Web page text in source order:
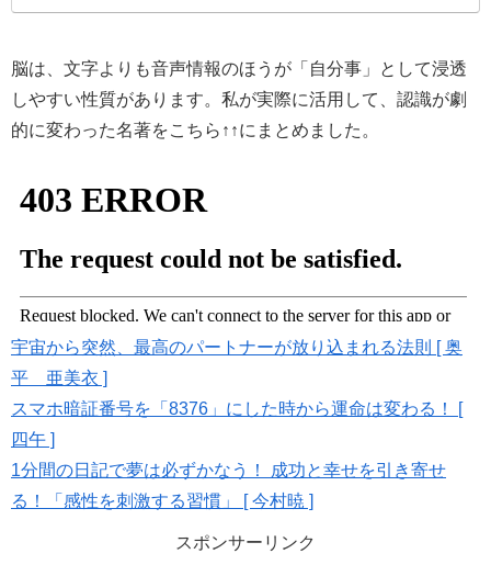
脳は、文字よりも音声情報のほうが「自分事」として浸透
しやすい性質があります。私が実際に活用して、認識が劇
的に変わった名著をこちら↑↑にまとめました。
宇宙から突然、最高のパートナーが放り込まれる法則 [ 奥
平 亜美衣 ]
スマホ暗証番号を「8376」にした時から運命は変わる！ [
四午 ]
1分間の日記で夢は必ずかなう！ 成功と幸せを引き寄せ
る！「感性を刺激する習慣」 [ 今村暁 ]
スポンサーリンク